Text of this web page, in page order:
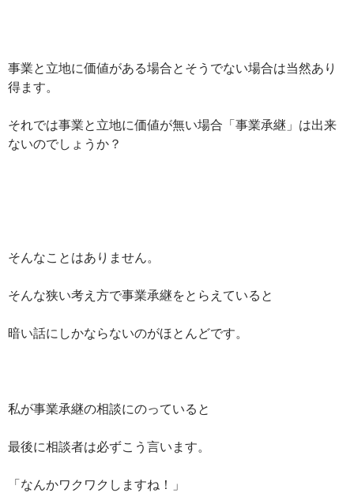
事業と立地に価値がある場合とそうでない場合は当然あり
得ます。
それでは事業と立地に価値が無い場合「事業承継」は出来
ないのでしょうか？
そんなことはありません。
そんな狭い考え方で事業承継をとらえていると
暗い話にしかならないのがほとんどです。
私が事業承継の相談にのっていると
最後に相談者は必ずこう言います。
「なんかワクワクしますね！」